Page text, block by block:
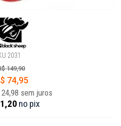
2031
149,90
74,95
24,98 sem juros
no pix